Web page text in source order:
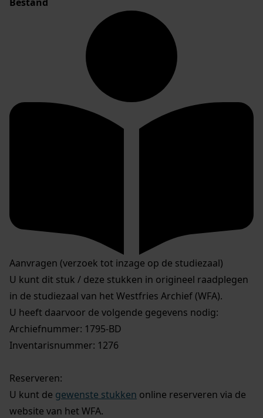
Aanvragen (verzoek tot inzage op de studiezaal)
U kunt dit stuk / deze stukken in origineel raadplegen
in de studiezaal van het Westfries Archief (WFA).
U heeft daarvoor de volgende gegevens nodig:
Archiefnummer: 1795-BD
Inventarisnummer: 1276
Reserveren:
U kunt de gewenste stukken online reserveren via de
website van het WFA.